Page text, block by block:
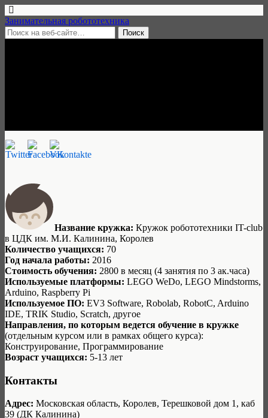
Занимательная робототехника
Название кружка: Кружок робототехники IT-club
в ЦДК им. М.И. Калинина, Королев
Количество учащихся: 70
Год начала работы: 2016
Стоимость обучения: 2800 в месяц (4 занятия по 3 ак.часа)
Используемые платформы: LEGO WeDo, LEGO Mindstorms,
Arduino, Raspberry Pi
Используемое ПО: EV3 Software, Robolab, RobotC, Arduino
IDE, TRIK Studio, Scratch, другое
Направления, по которым ведется обучение в кружке
(отдельным курсом или в рамках общего курса):
Конструирование, Программирование
Возраст учащихся: 5-13 лет
Контакты
Адрес: Московская область, Королев, Терешковой дом 1, каб
39 (ДК Калинина)